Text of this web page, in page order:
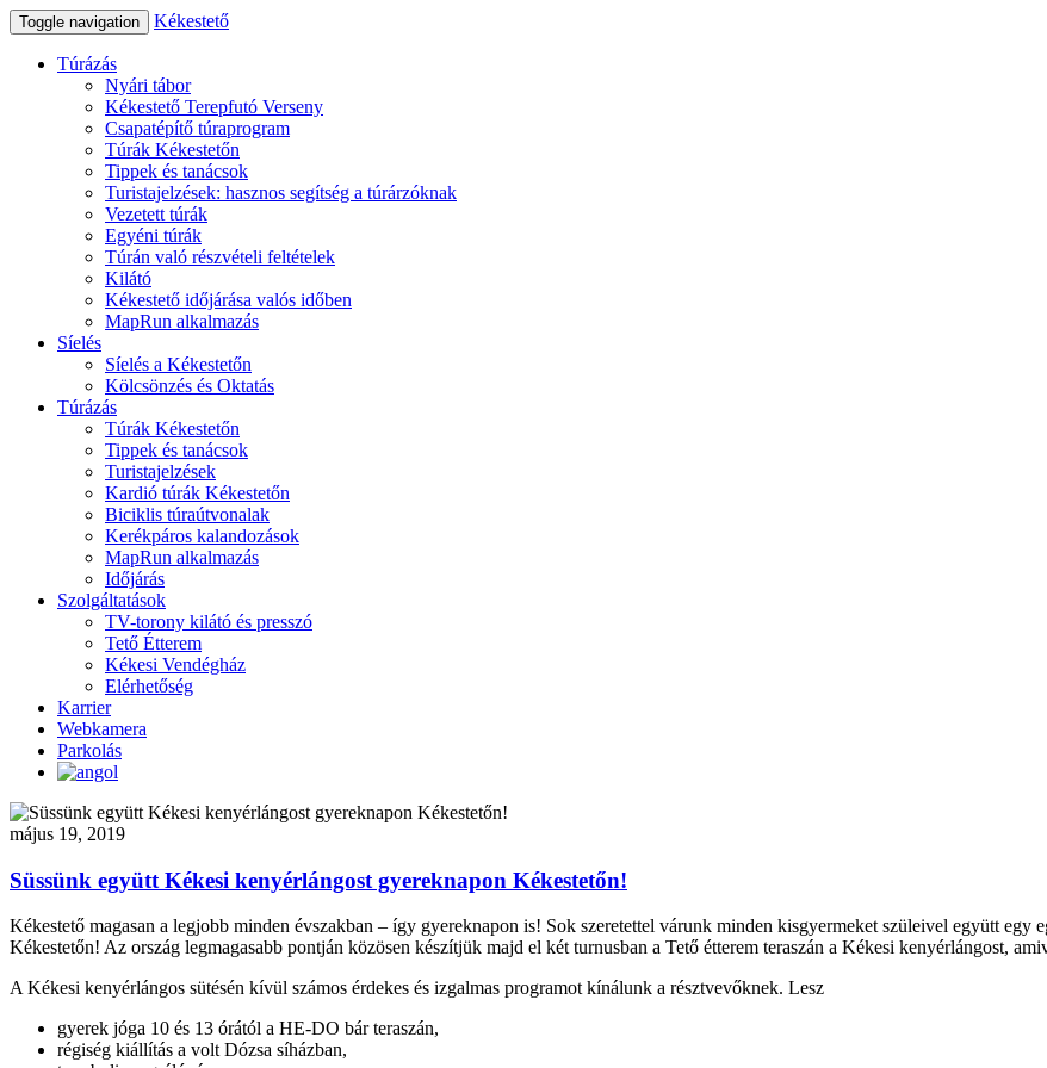
Toggle navigation Kékestető
Túrázás
Nyári tábor
Kékestető Terepfutó Verseny
Csapatépítő túraprogram
Túrák Kékestetőn
Tippek és tanácsok
Turistajelzések: hasznos segítség a túrárzóknak
Vezetett túrák
Egyéni túrák
Túrán való részvételi feltételek
Kilátó
Kékestető időjárása valós időben
MapRun alkalmazás
Síelés
Síelés a Kékestetőn
Kölcsönzés és Oktatás
Túrázás
Túrák Kékestetőn
Tippek és tanácsok
Turistajelzések
Kardió túrák Kékestetőn
Biciklis túraútvonalak
Kerékpáros kalandozások
MapRun alkalmazás
Időjárás
Szolgáltatások
TV-torony kilátó és presszó
Tető Étterem
Kékesi Vendégház
Elérhetőség
Karrier
Webkamera
Parkolás
május 19, 2019
Süssünk együtt Kékesi kenyérlángost gyereknapon Kékestetőn!
Kékestető magasan a legjobb minden évszakban – így gyereknapon is! Sok szeretettel várunk minden kisgyermeket szüleivel együtt egy
Kékestetőn! Az ország legmagasabb pontján közösen készítjük majd el két turnusban a Tető étterem teraszán a Kékesi kenyérlángost,
A Kékesi kenyérlángos sütésén kívül számos érdekes és izgalmas programot kínálunk a résztvevőknek. Lesz
gyerek jóga 10 és 13 órától a HE-DO bár teraszán,
régiség kiállítás a volt Dózsa síházban,